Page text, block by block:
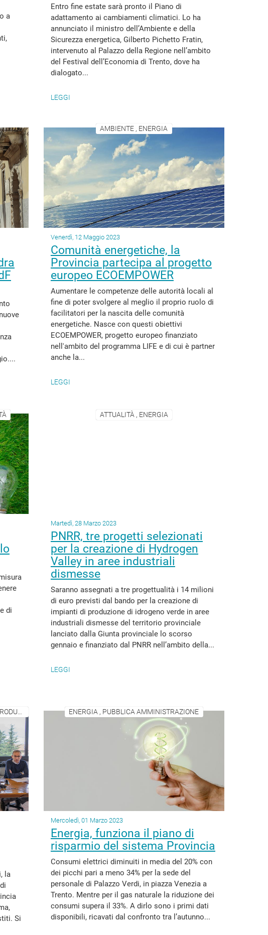
a
Entro fine estate sarà pronto il Piano di
adattamento ai cambiamenti climatici. Lo ha
annunciato il ministro dell’Ambiente e della
Sicurezza energetica, Gilberto Pichetto Fratin,
intervenuto al Palazzo della Regione nell’ambito
del Festival dell’Economia di Trento, dove ha
dialogato...
LEGGI
AMBIENTE , ENERGIA
Venerdì, 12 Maggio 2023
Comunità energetiche, la
Provincia partecipa al progetto
europeo ECOEMPOWER
Aumentare le competenze delle autorità locali al
fine di poter svolgere al meglio il proprio ruolo di
facilitatori per la nascita delle comunità
energetiche. Nasce con questi obiettivi
ECOEMPOWER, progetto europeo finanziato
nell'ambito del programma LIFE e di cui è partner
anche la...
LEGGI
di
ATTUALITÀ , ENERGIA
Martedì, 28 Marzo 2023
PNRR, tre progetti selezionati
per la creazione di Hydrogen
Valley in aree industriali
dismesse
Saranno assegnati a tre progettualità i 14 milioni
di euro previsti dal bando per la creazione di
impianti di produzione di idrogeno verde in aree
industriali dismesse del territorio provinciale
lanciato dalla Giunta provinciale lo scorso
gennaio e finanziato dal PNRR nell’ambito della...
LEGGI
la
Si
ENERGIA , PUBBLICA AMMINISTRAZIONE
Mercoledì, 01 Marzo 2023
Energia, funziona il piano di
risparmio del sistema Provincia
Consumi elettrici diminuiti in media del 20% con
dei picchi pari a meno 34% per la sede del
personale di Palazzo Verdi, in piazza Venezia a
Trento. Mentre per il gas naturale la riduzione dei
consumi supera il 33%. A dirlo sono i primi dati
disponibili, ricavati dal confronto tra l’autunno...